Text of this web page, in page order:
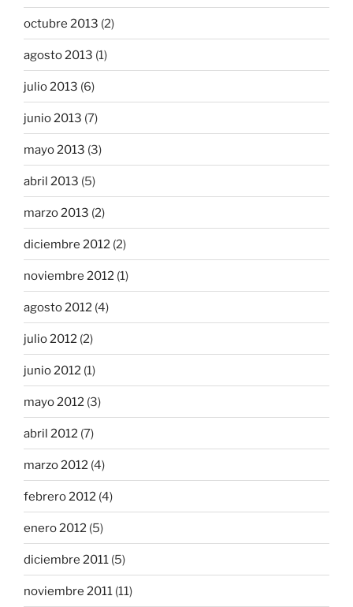
octubre 2013 (2)
agosto 2013 (1)
julio 2013 (6)
junio 2013 (7)
mayo 2013 (3)
abril 2013 (5)
marzo 2013 (2)
diciembre 2012 (2)
noviembre 2012 (1)
agosto 2012 (4)
julio 2012 (2)
junio 2012 (1)
mayo 2012 (3)
abril 2012 (7)
marzo 2012 (4)
febrero 2012 (4)
enero 2012 (5)
diciembre 2011 (5)
noviembre 2011 (11)